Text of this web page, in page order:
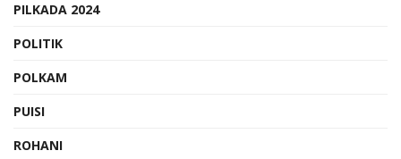
PILKADA 2024
POLITIK
POLKAM
PUISI
ROHANI